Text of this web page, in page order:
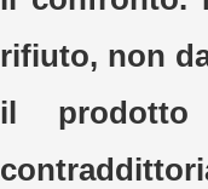
rifiuto, non
il prodotto